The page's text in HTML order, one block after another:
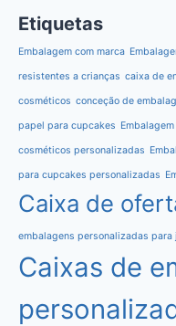
Etiquetas
Embalagem com marca
resistentes a crianças caixa de
cosméticos conceção de
papel para cupcakes
cosméticos personalizadas
para cupcakes personalizadas
Caixa de
embalagens personalizadas para
Caixas de